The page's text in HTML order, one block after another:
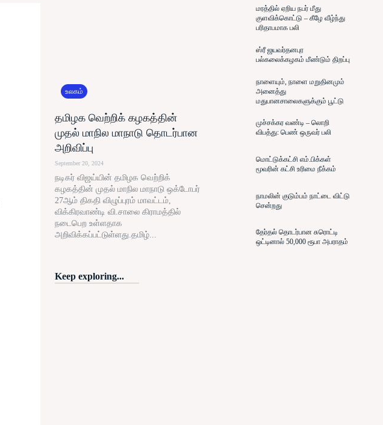
உலகம்
தமிழக வெற்றிக் கழகத்தின்
முதல் மாநில மாநாடு தொடர்பான
அறிவிப்பு
September 20, 2024
நடிகர் விஜய்யின் தமிழக வெற்றிக்
கழகத்தின் முதல் மாநில மாநாடு ஒக்டோபர்
27ஆம் திகதி விழுப்புரம் மாவட்டம்,
விக்கிரவாண்டி வி.சாலை கிராமத்தில்
நடைபெற உள்ளதாக
அறிவிக்கப்பட்டுள்ளது.தமிழ்...
மரத்தில் ஏறிய நபர் மீது
குளவிக்கொட்டு – கீழே வீழ்ந்து
பரிதாபமாக பலி
ஸ்ரீ ஜயவர்தனபுர
பல்கலைக்கழகம் மீண்டும் திறப்பு
நாளையும், நாளை மறுதினமும்
அனைத்து
மதுபானசாலைகளுக்கும் பூட்டு
முச்சக்கர வண்டி – லொறி
விபத்து: பெண் ஒருவர் பலி
மொட்டுக்கட்சி எம்.பிக்கள்
மூவரின் கட்சி உரிமை நீக்கம்
நாமலின் குடும்பம் நாட்டை விட்டு
சென்றது
தேர்தல் தொடர்பான சுரொட்டி
ஒட்டினால் 50,000 ரூபா அபராதம்
Keep exploring...